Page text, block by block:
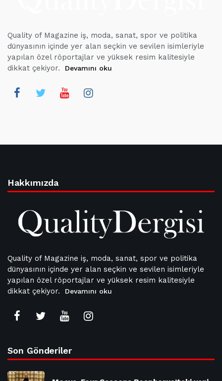
Quality of Magazine iş, moda, sanat, spor ve politika
dünyasının içinde yer alan seçkin ve sevilen isimleriyle
yapılan özel röportajlar ve yüksek resim kalitesiyle
dikkat çekiyor.
Devamını oku
Hakkımızda
Quality of Magazine iş, moda, sanat, spor ve politika
dünyasının içinde yer alan seçkin ve sevilen isimleriyle
yapılan özel röportajlar ve yüksek resim kalitesiyle
dikkat çekiyor.
Devamını oku
Son Gönderiler